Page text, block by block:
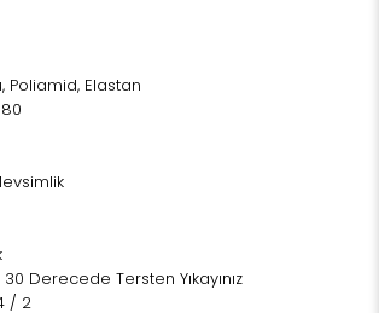
Poliamid, Elastan
30 Derecede Tersten Yıkayınız
/ 2